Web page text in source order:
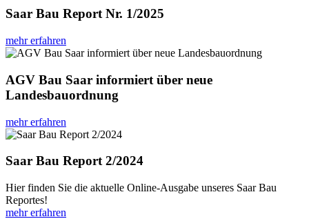
Saar Bau Report Nr. 1/2025
mehr erfahren
AGV Bau Saar informiert über neue
Landesbauordnung
mehr erfahren
Saar Bau Report 2/2024
Hier finden Sie die aktuelle Online-Ausgabe unseres Saar Bau
Reportes!
mehr erfahren